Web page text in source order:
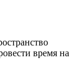
время на